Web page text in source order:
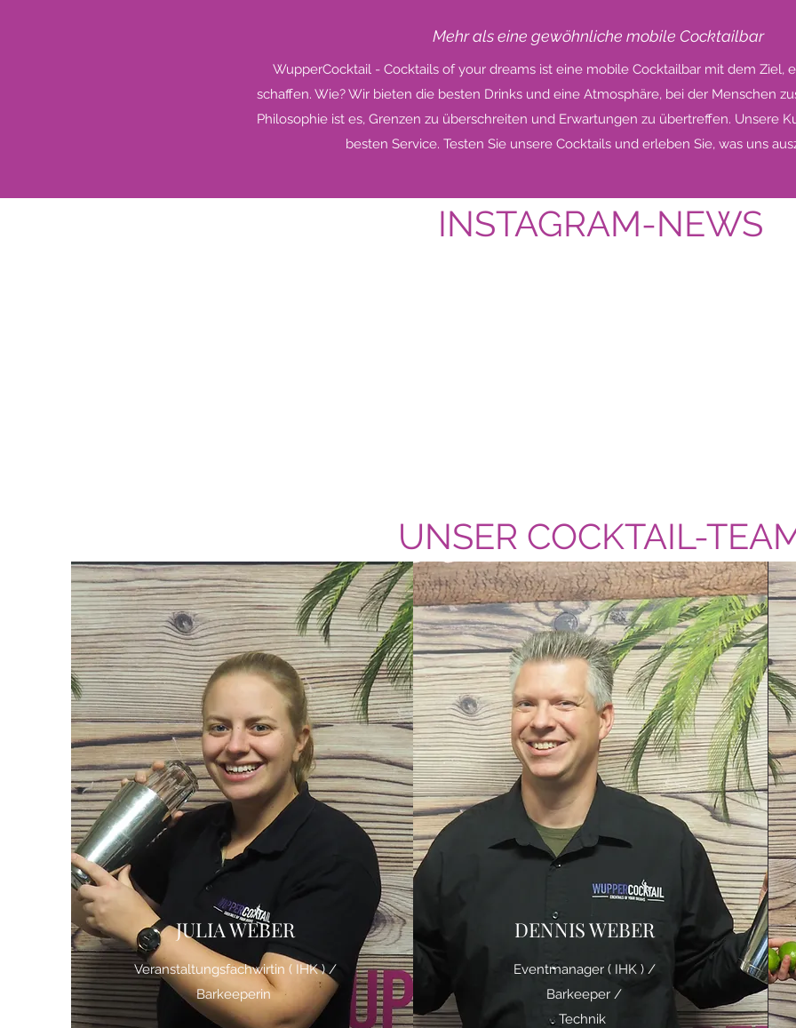
Mehr als eine gewöhnliche mobile Cocktailbar
WupperCocktail - Cocktails of your dreams ist eine mobile Cocktailbar mit dem Ziel,
schaffen. Wie? Wir bieten die besten Drinks und eine Atmosphäre, bei der Menschen
Philosophie ist es, Grenzen zu überschreiten und Erwartungen zu übertreffen. Unsere
besten Service. Testen Sie unsere Cocktails und erleben Sie, was uns
INSTAGRAM-NEWS
JULIA WEBER
Veranstaltungsfachwirtin ( IHK ) /
Barkeeperin
DENNIS WEBER
Eventmanager ( IHK ) /
Barkeeper /
Technik
UNSER COCKTAIL-